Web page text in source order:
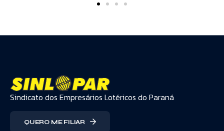
Sindicato dos Empresários Lotéricos do Paraná
QUERO ME FILIAR